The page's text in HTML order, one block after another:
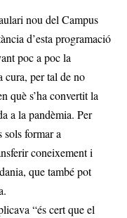
nou del Campus
d’esta programació
poc a poc la
cura, per tal de no
què s’ha convertit la
a la pandèmia. Per
sols formar a
coneixement i
que també pot
“és cert que el